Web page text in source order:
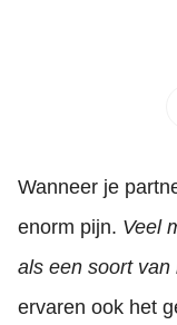
Wanneer je
enorm pijn. Veel
als een soort
ervaren ook het